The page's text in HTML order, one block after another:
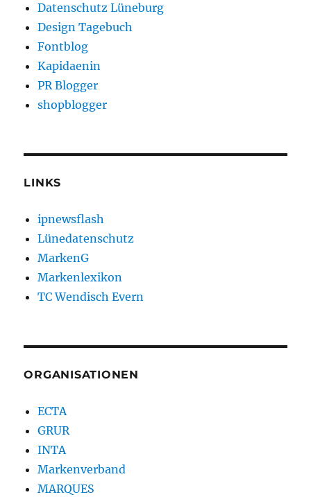
Datenschutz Lüneburg
Design Tagebuch
Fontblog
Kapidaenin
PR Blogger
shopblogger
LINKS
ipnewsflash
Lünedatenschutz
MarkenG
Markenlexikon
TC Wendisch Evern
ORGANISATIONEN
ECTA
GRUR
INTA
Markenverband
MARQUES